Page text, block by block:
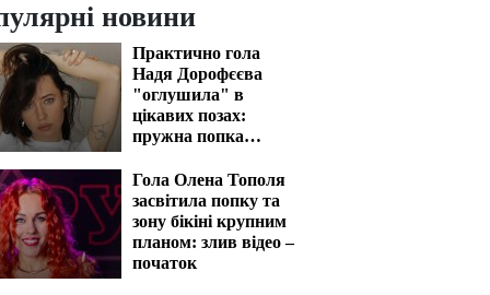
новини
Практично гола
Надя Дорофєєва
"оглушила" в
цікавих позах:
пружна попка
Гола Олена Тополя
засвітила попку та
зону бікіні крупним
планом: злив відео –
початок